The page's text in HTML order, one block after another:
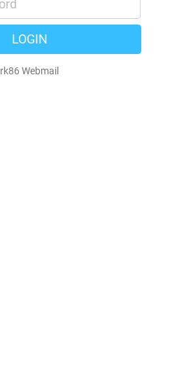
LOGIN
rk86 Webmail